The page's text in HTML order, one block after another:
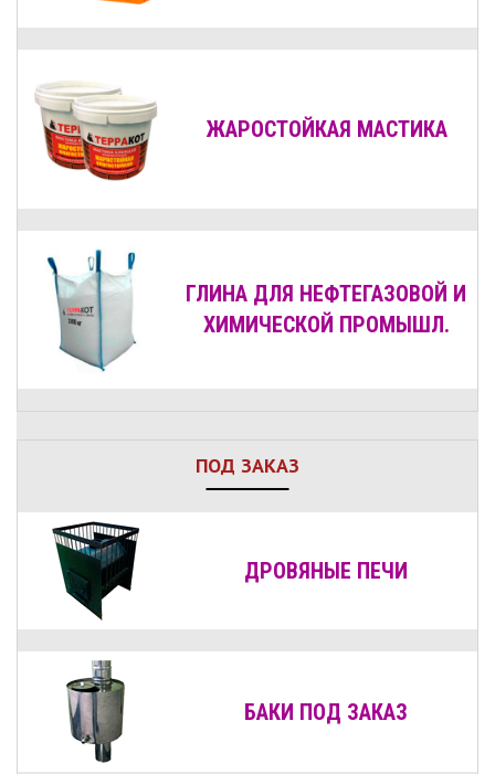
ЖАРОСТОЙКАЯ МАСТИКА
ГЛИНА ДЛЯ НЕФТЕГАЗОВОЙ И
ХИМИЧЕСКОЙ ПРОМЫШЛ.
ПОД ЗАКАЗ
ДРОВЯНЫЕ ПЕЧИ
БАКИ ПОД ЗАКАЗ